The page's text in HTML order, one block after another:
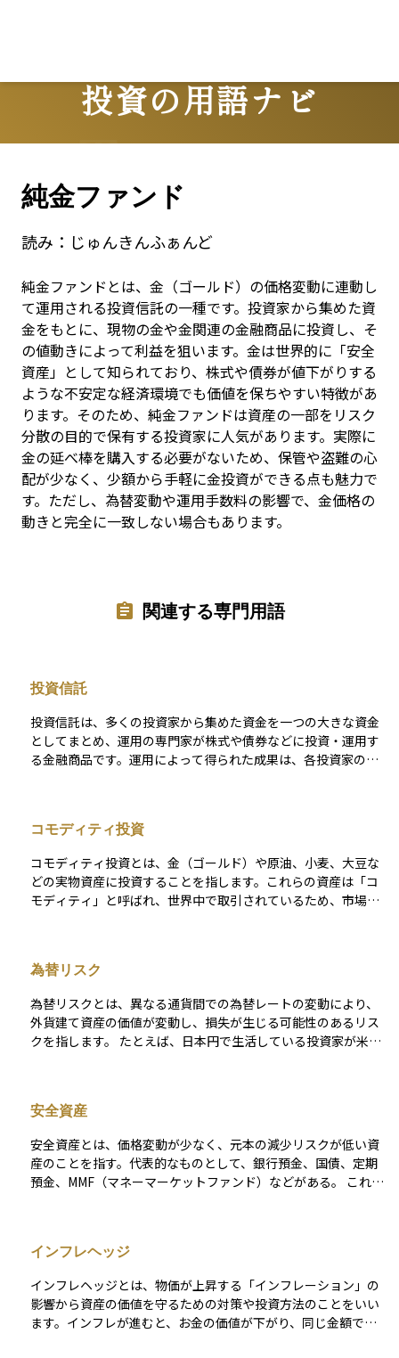
投資の用語ナビ
Terms
純金ファンド
読み： じゅんきんふぁんど
純金ファンドとは、金（ゴールド）の価格変動に連動し
て運用される投資信託の一種です。投資家から集めた資
金をもとに、現物の金や金関連の金融商品に投資し、そ
の値動きによって利益を狙います。金は世界的に「安全
資産」として知られており、株式や債券が値下がりする
ような不安定な経済環境でも価値を保ちやすい特徴があ
ります。そのため、純金ファンドは資産の一部をリスク
分散の目的で保有する投資家に人気があります。実際に
金の延べ棒を購入する必要がないため、保管や盗難の心
配が少なく、少額から手軽に金投資ができる点も魅力で
す。ただし、為替変動や運用手数料の影響で、金価格の
動きと完全に一致しない場合もあります。
関連する専門用語
投資信託
投資信託は、多くの投資家から集めた資金を一つの大きな資金
としてまとめ、運用の専門家が株式や債券などに投資・運用す
る金融商品です。運用によって得られた成果は、各投資家の投
料などのコストが発生することにも注意が必要です。また、投
資信託ごとに運用方針やリスクの水準が異なり、運用の専門家
がその方針に基づいて投資先を選定し、資金を運用していきま
す。
コモディティ投資
コモディティ投資とは、金（ゴールド）や原油、小麦、大豆な
どの実物資産に投資することを指します。これらの資産は「コ
モディティ」と呼ばれ、世界中で取引されているため、市場価
保ちやすいという特徴があります。 また、株式市場と異なる動
きをすることが多いため、資産全体のリスク分散にも役立ちま
す。投資初心者にとっては、直接モノを買うのではなく、ETF
（上場投資信託）や先物取引を通じて間接的に投資する方法が
一般的です。
為替リスク
為替リスクとは、異なる通貨間での為替レートの変動により、
外貨建て資産の価値が変動し、損失が生じる可能性のあるリス
クを指します。 たとえば、日本円で生活している投資家が米ド
値が目減りしてしまうことがあります。反対に、円安が進め
ば、為替差益によって収益が増える場合もあります。 為替リス
クは、外国株式、外貨建て債券、海外不動産、グローバルファ
ンドなど、外貨に関わるすべての資産に存在する基本的なリス
クです。 対策としては、為替ヘッジ付きの商品を選ぶ、複数の
だけでなく、為替リスクの存在も十分に理解しておくことが大
安全資産
安全資産とは、価格変動が少なく、元本の減少リスクが低い資
産のことを指す。代表的なものとして、銀行預金、国債、定期
預金、MMF（マネーマーケットファンド）などがある。 これら
として適している。 インフレの影響を受けるため、長期的に資
産を増やす目的ではリスク資産と併用することが一般的であ
る。
インフレヘッジ
インフレヘッジとは、物価が上昇する「インフレーション」の
影響から資産の価値を守るための対策や投資方法のことをいい
ます。インフレが進むと、お金の価値が下がり、同じ金額でも